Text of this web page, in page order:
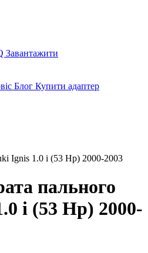
Завантажити
Блог Купити адаптер
Ignis 1.0 i (53 Hp) 2000-2003
пального
i (53 Hp) 2000-